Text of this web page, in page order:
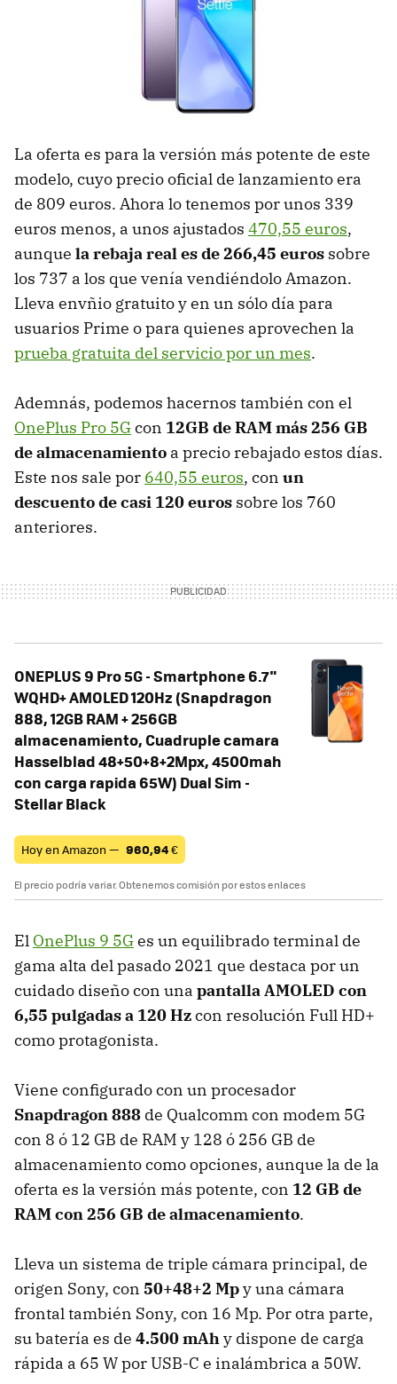
La oferta es para la versión más potente de este
modelo, cuyo precio oficial de lanzamiento era
de 809 euros. Ahora lo tenemos por unos 339
euros menos, a unos ajustados 470,55 euros,
aunque la rebaja real es de 266,45 euros sobre
los 737 a los que venía vendiéndolo Amazon.
Lleva envñio gratuito y en un sólo día para
usuarios Prime o para quienes aprovechen la
prueba gratuita del servicio por un mes.
Ademnás, podemos hacernos también con el
OnePlus Pro 5Gcon 12GB de RAM más 256 GB
de almacenamiento a precio rebajado estos días.
Este nos sale por 640,55 euros, con un
descuento de casi 120 euros sobre los 760
anteriores.
ONEPLUS 9 Pro 5G - Smartphone 6.7"
WQHD+ AMOLED 120Hz (Snapdragon
888, 12GB RAM + 256GB
almacenamiento, Cuadruple camara
Hasselblad 48+50+8+2Mpx, 4500mah
con carga rapida 65W) Dual Sim -
Stellar Black
Hoy en Amazon — 960,94€
El precio podría variar. Obtenemos comisión por estos enlaces
El OnePlus 9 5Ges un equilibrado terminal de
gama alta del pasado 2021 que destaca por un
cuidado diseño con una pantalla AMOLED con
6,55 pulgadas a 120 Hzcon resolución Full HD+
como protagonista.
Viene configurado con un procesador
Snapdragon 888 de Qualcomm con modem 5G
con 8 ó 12 GB de RAM y 128 ó 256 GB de
almacenamiento como opciones, aunque la de la
oferta es la versión más potente, con 12 GB de
RAM con 256 GB de almacenamiento.
Lleva un sistema de triple cámara principal, de
origen Sony, con 50+48+2 Mpy una cámara
frontal también Sony, con 16 Mp. Por otra parte,
su batería es de 4.500 mAhy dispone de carga
rápida a 65 W por USB-C e inalámbrica a 50W.